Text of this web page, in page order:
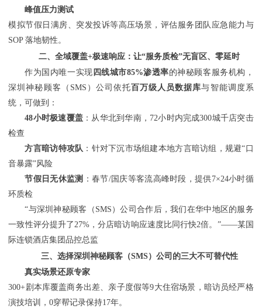
峰值压力测试
模拟节假日满房、突发投诉等高压场景，评估服务团队应急能力与
SOP 落地韧性。
二、全域覆盖+极速响应：让“服务质检”无盲区、零延时
作为国内唯一实现 四线城市85%渗透率的神秘顾客服务机构，
深圳神秘顾客（ SMS）公司 依托百万级人员数据库与智能调度系
统，可做到：
48小时极速覆盖 ：从华北到华南， 72小时内完成300城千店突击
检查
方言暗访特攻队 ：针对下沉市场组建本地方言暗访组，规避“口
音暴露”风险
节假日无休监测 ：春节/国庆等客流高峰时段，提供7×24小时循
环质检
“与深圳神秘顾客（ SMS）公司合作后，我们在华中地区的服务
一致性评分提升了27%，分店暗访响应速度比同行快2倍。”——某国
际连锁酒店集团品控总监
三、选择深圳神秘顾客（SMS）公司 的三大不可替代性
真实场景还原专家
300+剧本库覆盖商务出差、亲子度假等9大住宿场景，暗访员经严格
演技培训，0穿帮记录保持17年。